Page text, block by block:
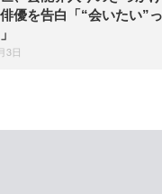
優を告白「“会いたい”
3日